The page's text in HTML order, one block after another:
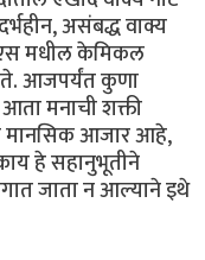
असंबद्ध वाक्य
मधील केमिकल
आजपर्यंत कुणा
आता मनाची शक्ती
मानसिक आजार आहे,
हे सहानुभूतीने
जाता न आल्याने इथे